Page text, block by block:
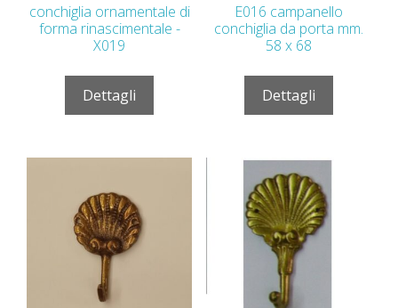
conchiglia ornamentale di
forma rinascimentale -
X019
Dettagli
E016 campanello
conchiglia da porta mm.
58 x 68
Dettagli